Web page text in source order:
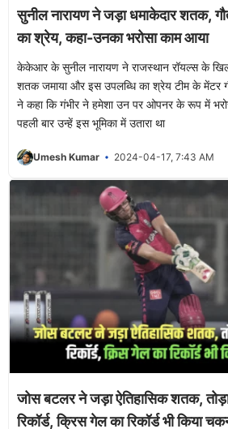
सुनील नारायण ने जड़ा धमाकेदार शतक,
का श्रेय, कहा-उनका भरोसा काम आया
केकेआर के सुनील नारायण ने राजस्थान रॉयल्स के
शतक जमाया और इस उपलब्धि का श्रेय टीम के मेंटर
ने कहा कि गंभीर ने हमेशा उन पर ओपनर के रूप में
पहली बार उन्हें इस भूमिका में उतारा था
Umesh Kumar 2024-04-17, 7:43 AM
जोस बटलर ने जड़ा ऐतिहासिक शतक, तोड़ा विराट कोहली का
रिकॉर्ड, क्रिस गेल का रिकॉर्ड भी किया